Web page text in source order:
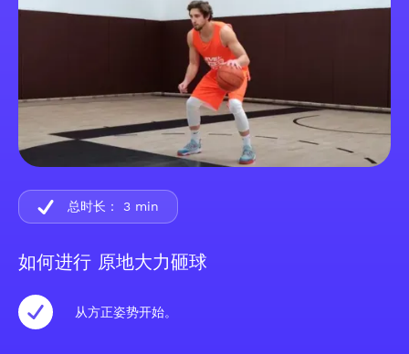
如何进行 原地大力砸球
从方正姿势开始。
总时长： 3 min